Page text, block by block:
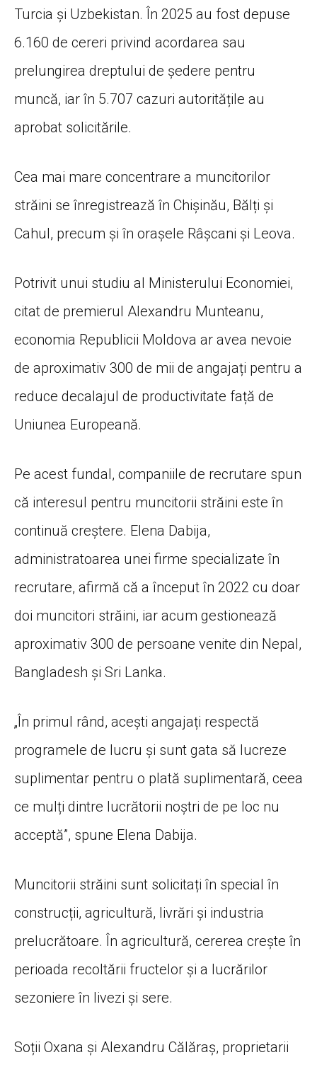
Turcia și Uzbekistan. În 2025 au fost depuse
6.160 de cereri privind acordarea sau
prelungirea dreptului de ședere pentru
muncă, iar în 5.707 cazuri autoritățile au
aprobat solicitările.
Cea mai mare concentrare a muncitorilor
străini se înregistrează în Chișinău, Bălți și
Cahul, precum și în orașele Râșcani și Leova.
Potrivit unui studiu al Ministerului Economiei,
citat de premierul Alexandru Munteanu,
economia Republicii Moldova ar avea nevoie
de aproximativ 300 de mii de angajați pentru a
reduce decalajul de productivitate față de
Uniunea Europeană.
Pe acest fundal, companiile de recrutare spun
că interesul pentru muncitorii străini este în
continuă creștere. Elena Dabija,
administratoarea unei firme specializate în
recrutare, afirmă că a început în 2022 cu doar
doi muncitori străini, iar acum gestionează
aproximativ 300 de persoane venite din Nepal,
Bangladesh și Sri Lanka.
„În primul rând, acești angajați respectă
programele de lucru și sunt gata să lucreze
suplimentar pentru o plată suplimentară, ceea
ce mulți dintre lucrătorii noștri de pe loc nu
acceptă”, spune Elena Dabija.
Muncitorii străini sunt solicitați în special în
construcții, agricultură, livrări și industria
prelucrătoare. În agricultură, cererea crește în
perioada recoltării fructelor și a lucrărilor
sezoniere în livezi și sere.
Soții Oxana și Alexandru Călăraș, proprietarii